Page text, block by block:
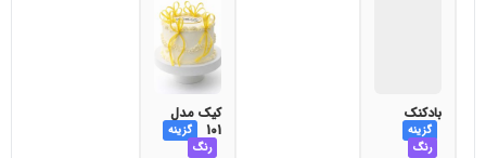
بادکنک
گزینه
رنگ
کیک مدل
101
گزینه
رنگ